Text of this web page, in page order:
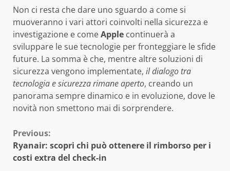
Non ci resta che dare uno sguardo a come si
muoveranno i vari attori coinvolti nella sicurezza e
investigazione e comeApple continuerà a
sviluppare le sue tecnologie per fronteggiare le sfide
future. La somma è che, mentre altre soluzioni di
sicurezza vengono implementate, il dialogo tra
tecnologia e sicurezza rimane aperto, creando un
panorama sempre dinamico e in evoluzione, dove le
novità non smettono mai di sorprendere.
Continue
Reading
Previous:
Ryanair: scopri chi può ottenere il rimborso per i
costi extra del check-in